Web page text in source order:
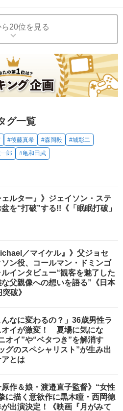
20位を見る
グ一覧
#後藤真希 #森岡毅
#城彰二
郎 #亀和田武
ェルター』》ジェイソン・ステ
を“打破”する!!《「眠眠打破」
／マイケル』》父ジョセ
ン役、コールマン・ドミンゴ
インタビュー“観客を魅了した
父親像への想いを語る”《日本
破》
んなに変わるの？」36歳男性ラ
オイが激変！ 夏場に気にな
オイ”や“ベタつき”を解消す
グのスペシャリスト”が生み出
とは
原作＆娘・渡邉直子監督》“女性
に描く意欲作に黒木瞳・西岡德
出演決定！《映画『月がみて